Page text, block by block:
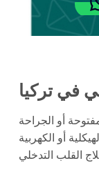
في تركيا
أو الجراحة
أو الكهربية